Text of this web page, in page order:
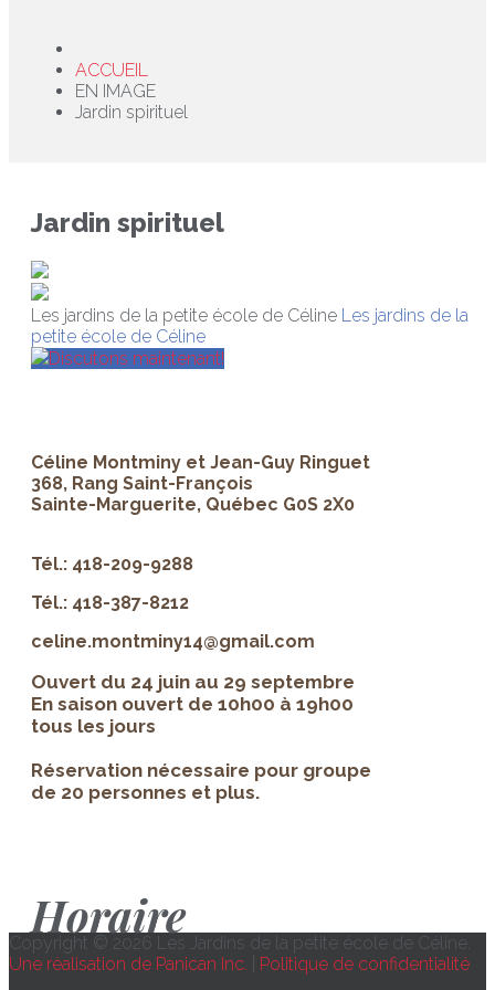
ACCUEIL
EN IMAGE
Jardin spirituel
Jardin spirituel
Les jardins de la petite école de Céline Les jardins de la
petite école de Céline
Discutons maintenant!
Céline Montminy et Jean-Guy Ringuet
368, Rang Saint-François
Sainte-Marguerite, Québec G0S 2X0
Tél.: 418-209-9288
Tél.: 418-387-8212
celine.montminy14@gmail.com
Ouvert du 24 juin au 29 septembre
En saison ouvert de 10h00 à 19h00
tous les jours
Réservation nécessaire pour groupe
de 20 personnes et plus.
Horaire
Copyright © 2026 Les Jardins de la petite école de Céline.
Une réalisation de Panican Inc.
Politique de confidentialité